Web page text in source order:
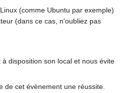
(comme Ubuntu par exemple)
(dans ce cas, n'oubliez pas
disposition son local et nous évite
cet évènement une réussite.